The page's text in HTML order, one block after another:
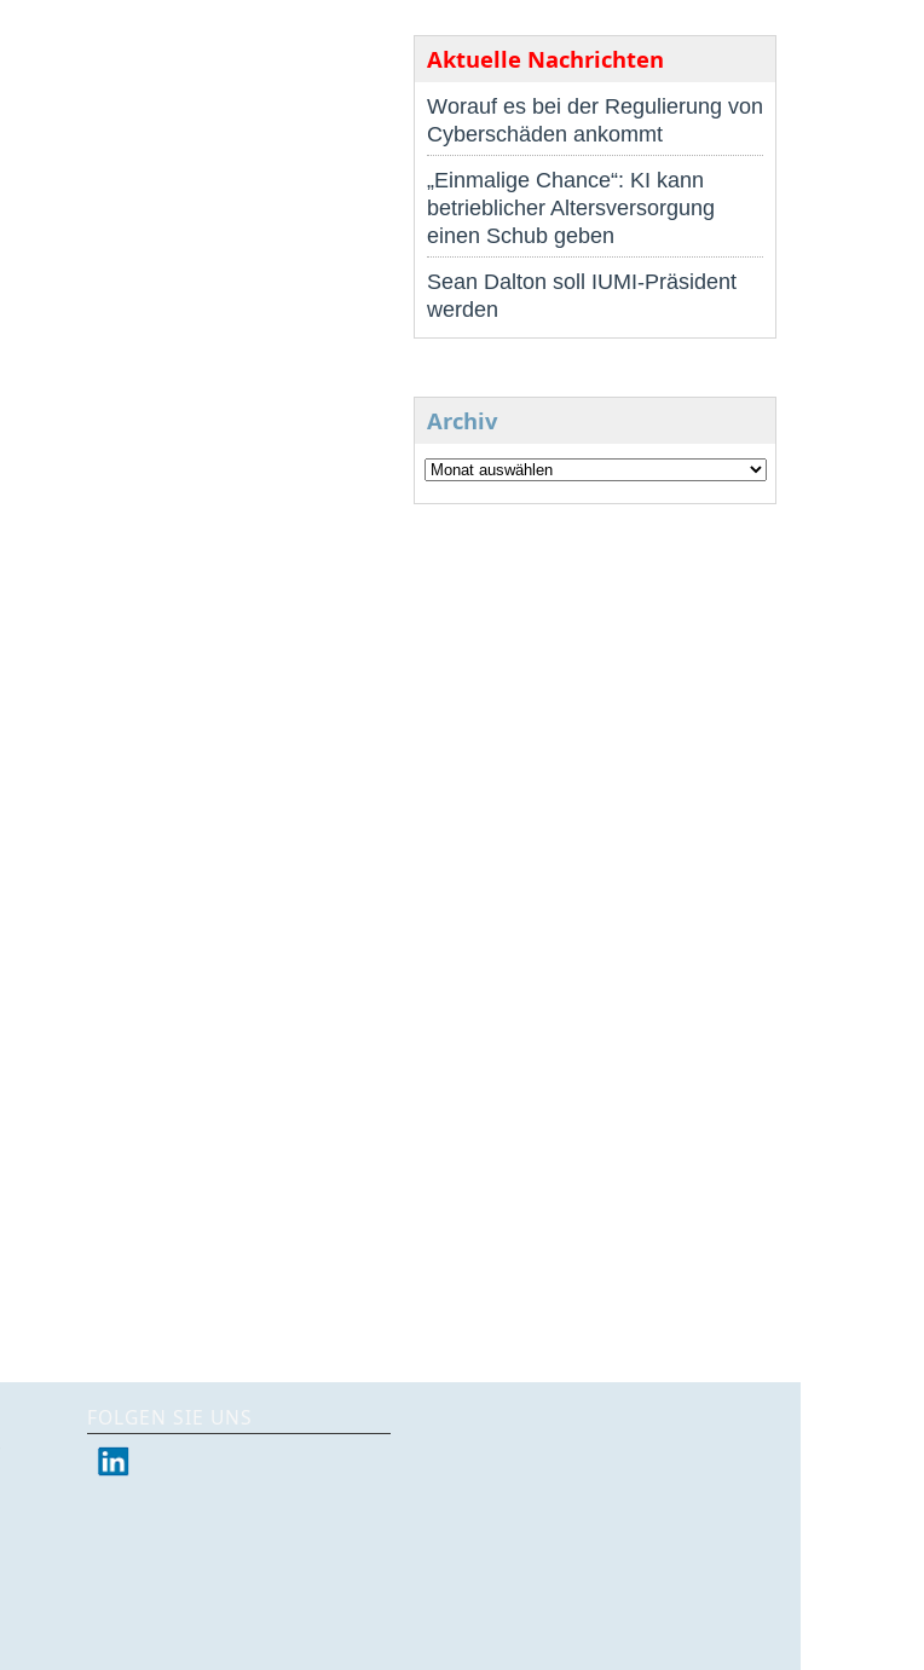
Aktuelle Nachrichten
Worauf es bei der Regulierung von
Cyberschäden ankommt
„Einmalige Chance“: KI kann
betrieblicher Altersversorgung
einen Schub geben
Sean Dalton soll IUMI-Präsident
werden
Archiv
FOLGEN SIE UNS